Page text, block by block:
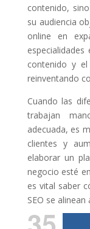
contenido,
su audiencia
online en
contenido y
reinventando
Cuando las
trabajan
adecuada, es
clientes y
elaborar un
negocio esté
es vital saber
SEO se